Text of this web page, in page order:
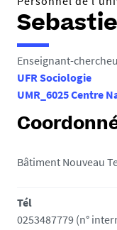
ê
t
e
s
i
c
Enseignant-
UFR Sociologie
UMR_6025 Centre
Bâtiment Nouveau
Tél
0253487779 (n°